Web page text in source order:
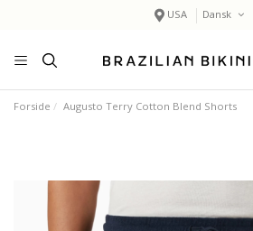
USA Dansk
Forside Augusto Terry Cotton Blend Shorts